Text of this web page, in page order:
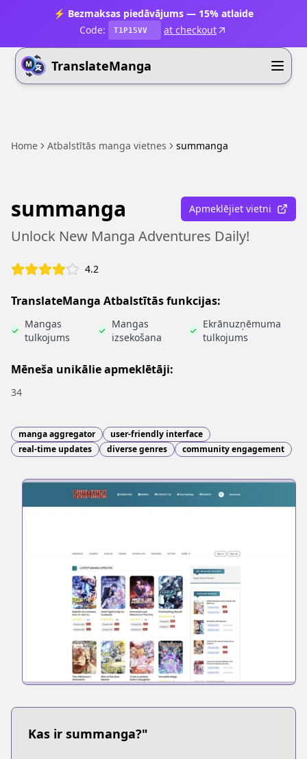
⚡ Bezmaksas piedāvājums — 15% atlaide
Code:
T1P15VV at checkout
TranslateManga
Home Atbalstītās manga vietnes summanga
summanga Apmeklējiet vietni
Unlock New Manga Adventures Daily!
4.2
TranslateManga Atbalstītās funkcijas:
Mangas
tulkojums
Mangas
izsekošana
Ekrānuzņēmuma
tulkojums
Mēneša unikālie apmeklētāji:
34
manga aggregator
user-friendly interface
real-time updates
diverse genres community engagement
Kas ir summanga?"